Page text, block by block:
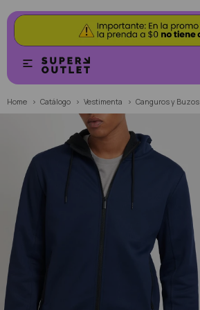

Home Catálogo Vestimenta Canguros y Buzos